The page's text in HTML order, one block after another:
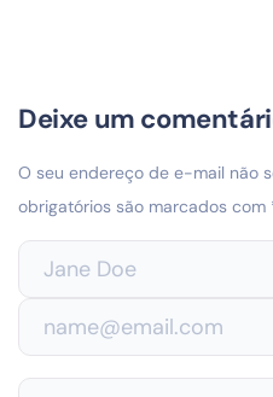
Deixe um
O seu endereço de e-mail não
obrigatórios são marcados com